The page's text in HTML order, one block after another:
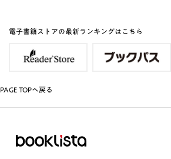
電子書籍ストアの最新ランキングはこちら
PAGE TOPへ戻る